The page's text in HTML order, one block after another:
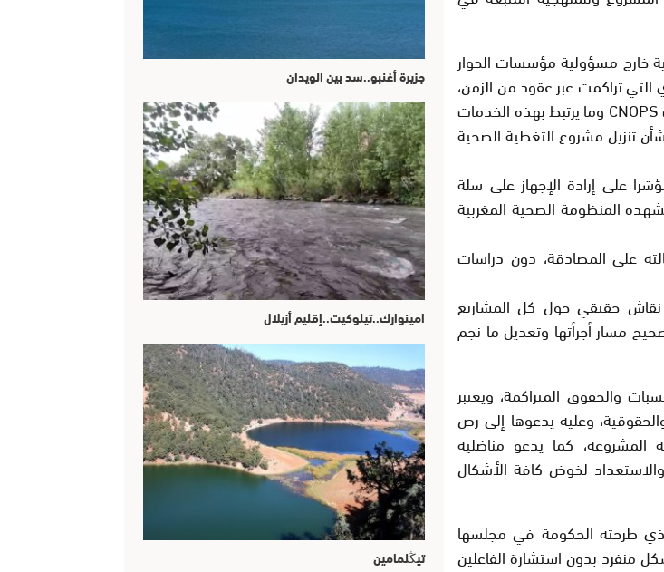
خارج مسؤولية مؤسسات الحوار
تراكمت عبر عقود من الزمن،
CNOPS وما يرتبط بهذه الخدمات
تنزيل مشروع التغطية الصحية
غير مسبوق ومؤشرا على إرادة الإجهاز على سلة
المنظومة الصحية المغربية
على المصادقة، دون دراسات
نقاش حقيقي حول كل المشاريع
مسار أجرأتها وتعديل ما نجم
والحقوق المتراكمة، ويعتبر
وعليه يدعوها إلى رص
المشروعة، كما يدعو مناضليه
لخوض كافة الأشكال
طرحته الحكومة في مجلسها
2024، واعتبرت أنه تم بشكل منفرد بدون استشارة الفاعلين
جزيرة أغنبو..سد بين الويدان
امينوارك..تيلوكيت..إقليم أزيلال
تيڭلمامين